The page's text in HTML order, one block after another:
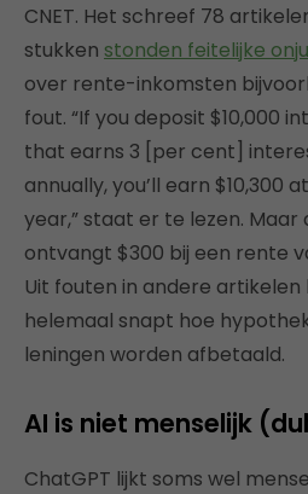
CNET. Het schreef 78
stukken stonden feitelijke
over rente-inkomsten
fout. “If you deposit $10,000
that earns 3 [per cent]
annually, you’ll earn $10,300
year,” staat er te lezen.
ontvangt $300 bij een rente
Uit fouten in andere artikelen
helemaal snapt hoe
leningen worden afbetaald.
AI is niet menselijk
ChatGPT lijkt soms wel